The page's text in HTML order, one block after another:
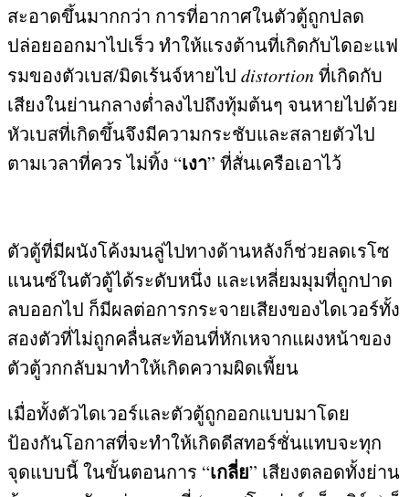
สะอาดขึ้นมากกว่า การที่อากาศในตัวตู้ถูกปลด
ปล่อยออกมาไปเร็ว ทำให้แรงต้านที่เกิดกับไดอะแฟ
รมของตัวเบส/มิดเร้นจ์หายไป distortionที่เกิดกับ
เสียงในย่านกลางต่ำลงไปถึงทุ้มต้นๆ จนหายไปด้วย
หัวเบสที่เกิดขึ้นจึงมีความกระชับและสลายตัวไป
ตามเวลาที่ควร ไม่ทิ้ง “เงา” ที่สั่นเครือเอาไว้
ตัวตู้ที่มีผนังโค้งมนลู่ไปทางด้านหลังก็ช่วยลดเรโซ
แนนซ์ในตัวตู้ได้ระดับหนึ่ง และเหลี่ยมมุมที่ถูกปาด
ลบออกไป ก็มีผลต่อการกระจายเสียงของไดเวอร์ทั้ง
สองตัวที่ไม่ถูกคลื่นสะท้อนที่หักเหจากแผงหน้าของ
ตัวตู้วกกลับมาทำให้เกิดความผิดเพี้ยน
เมื่อทั้งตัวไดเวอร์และตัวตู้ถูกออกแบบมาโดย
ป้องกันโอกาสที่จะทำให้เกิดดีสทอร์ชั่นแทบจะทุก
จุดแบบนี้ ในขั้นตอนการ “เกลี่ย” เสียงตลอดทั้งย่าน